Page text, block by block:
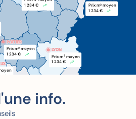
POITIER
POITIER
Prix m2 moyen
1 234 €
1 234 €
Prix m2 moyen
1 234 €
LYON
Prix m2 moyen
1 234 €
info.